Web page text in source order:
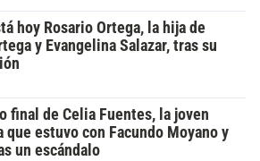
hoy Rosario Ortega, la hija de
y Evangelina Salazar, tras su
final de Celia Fuentes, la joven
que estuvo con Facundo Moyano y
un escándalo